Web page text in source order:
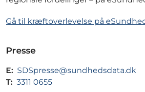
Gå til kræftoverlevelse på
Presse
E: SDSpresse@sundhedsdata.dk
T: 3311 0655